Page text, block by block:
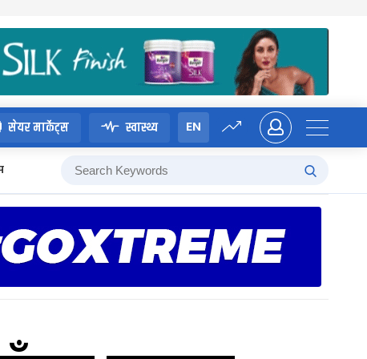
सेयर मार्केट्स स्वास्थ्य EN